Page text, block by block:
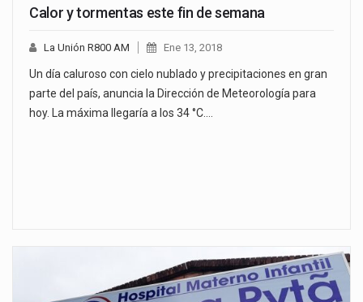
Calor y tormentas este fin de semana
La Unión R800 AM Ene 13, 2018
Un día caluroso con cielo nublado y precipitaciones en gran
parte del país, anuncia la Dirección de Meteorología para
hoy. La máxima llegaría a los 34 °C.…